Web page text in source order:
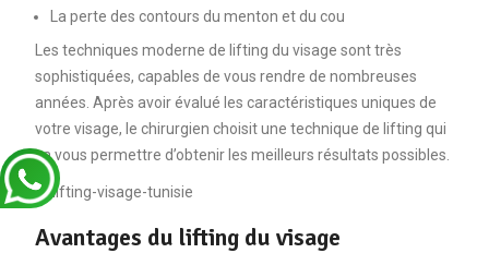
La perte des contours du menton et du cou
Les techniques moderne de lifting du visage sont très
sophistiquées, capables de vous rendre de nombreuses
années. Après avoir évalué les caractéristiques uniques de
votre visage, le chirurgien choisit une technique de lifting qui
va vous permettre d’obtenir les meilleurs résultats possibles.
Avantages du lifting du visage